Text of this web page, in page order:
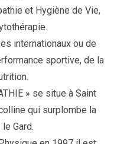
et Hygiène de Vie,
internationaux ou de
sportive, de la
» se situe à Saint
qui surplombe la
Gard.